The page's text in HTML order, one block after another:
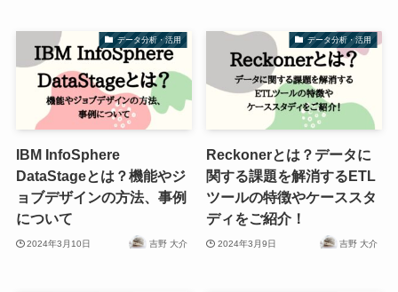
データ分析・活用
IBM InfoSphere
DataStageとは？機能やジ
ョブデザインの方法、事例
について
2024年3月10日 吉野 大介
データ分析・活用
Reckonerとは？データに
関する課題を解消するETL
ツールの特徴やケーススタ
ディをご紹介！
2024年3月9日 吉野 大介